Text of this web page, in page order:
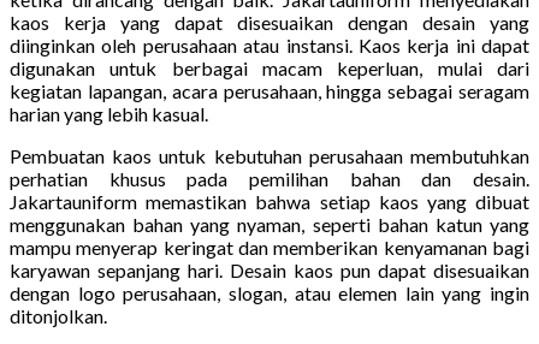
kaos kerja yang dapat disesuaikan dengan desain yang
diinginkan oleh perusahaan atau instansi. Kaos kerja ini dapat
digunakan untuk berbagai macam keperluan, mulai dari
kegiatan lapangan, acara perusahaan, hingga sebagai seragam
harian yang lebih kasual.
Pembuatan kaos untuk kebutuhan perusahaan membutuhkan
perhatian khusus pada pemilihan bahan dan desain.
Jakartauniform memastikan bahwa setiap kaos yang dibuat
menggunakan bahan yang nyaman, seperti bahan katun yang
mampu menyerap keringat dan memberikan kenyamanan bagi
karyawan sepanjang hari. Desain kaos pun dapat disesuaikan
dengan logo perusahaan, slogan, atau elemen lain yang ingin
ditonjolkan.